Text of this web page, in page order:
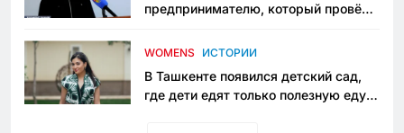
предпринимателю, который провёл
приговору
WOMENS ИСТОРИИ
В Ташкенте появился детский сад,
где дети едят только полезную еду.